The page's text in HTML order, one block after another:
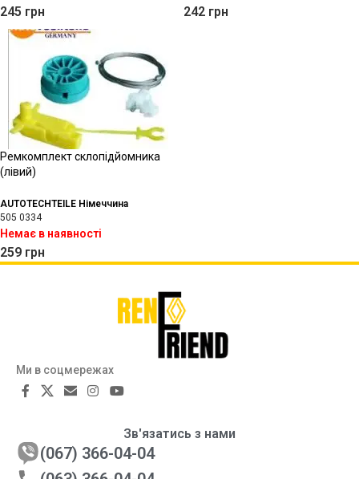
245 грн 242 грн
Ремкомплект склопідйомника
(лівий)
AUTOTECHTEILE Німеччина
505 0334
Немає в наявності
259 грн
Ми в соцмережах
Зв'язатись з нами
(067) 366-04-04